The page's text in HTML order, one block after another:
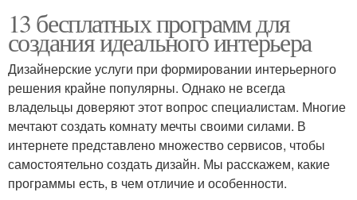
13 бесплатных программ для
создания идеального интерьера
Дизайнерские услуги при формировании интерьерного
решения крайне популярны. Однако не всегда
владельцы доверяют этот вопрос специалистам. Многие
мечтают создать комнату мечты своими силами. В
интернете представлено множество сервисов, чтобы
самостоятельно создать дизайн. Мы расскажем, какие
программы есть, в чем отличие и особенности.